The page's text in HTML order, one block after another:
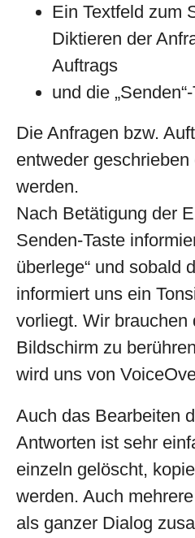
Ein Textfeld zum
Diktieren der
Auftrags
und die
Die Anfragen bzw.
entweder
werden.
Nach Betätigung der
Senden-Taste
überlege“ und sobald
informiert uns ein
vorliegt. Wir brauchen
Bildschirm zu
wird uns von
Auch das Bearbeiten
Antworten ist sehr
einzeln gelöscht,
werden. Auch
als ganzer Dialog